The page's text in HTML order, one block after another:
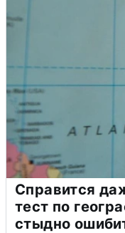
Справится
тест по
стыдно